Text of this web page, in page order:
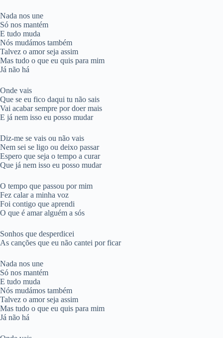
Nada nos une
Só nos mantém
E tudo muda
Nós mudámos também
Talvez o amor seja assim
Mas tudo o que eu quis para mim
Já não há
Onde vais
Que se eu fico daqui tu não sais
Vai acabar sempre por doer mais
E já nem isso eu posso mudar
Diz-me se vais ou não vais
Nem sei se ligo ou deixo passar
Espero que seja o tempo a curar
Que já nem isso eu posso mudar
O tempo que passou por mim
Fez calar a minha voz
Foi contigo que aprendi
O que é amar alguém a sós
Sonhos que desperdicei
As canções que eu não cantei por ficar
Nada nos une
Só nos mantém
E tudo muda
Nós mudámos também
Talvez o amor seja assim
Mas tudo o que eu quis para mim
Já não há